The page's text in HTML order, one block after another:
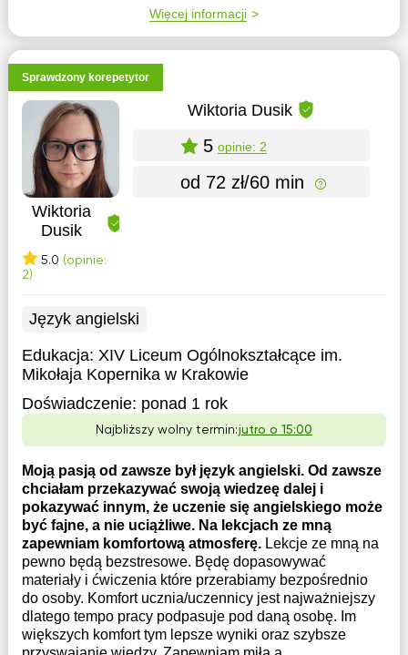
Więcej informacji
Sprawdzony korepetytor
Wiktoria
Dusik
5.0 (opinie:
2)
Wiktoria Dusik
5 opinie: 2
od 72 zł/60 min
Język angielski
Edukacja: XIV Liceum Ogólnokształcące im.
Mikołaja Kopernika w Krakowie
Doświadczenie: ponad 1 rok
Najbliższy wolny termin:jutro o 15:00
Moją pasją od zawsze był język angielski. Od zawsze
chciałam przekazywać swoją wiedzeę dalej i
pokazywać innym, że uczenie się angielskiego może
być fajne, a nie uciążliwe. Na lekcjach ze mną
zapewniam komfortową atmosferę. Lekcje ze mną na
pewno będą bezstresowe. Będę dopasowywać
materiały i ćwiczenia które przerabiamy bezpośrednio
do osoby. Komfort ucznia/uczennicy jest najważniejszy
dlatego tempo pracy podpasuje pod daną osobę. Im
większych komfort tym lepsze wyniki oraz szybsze